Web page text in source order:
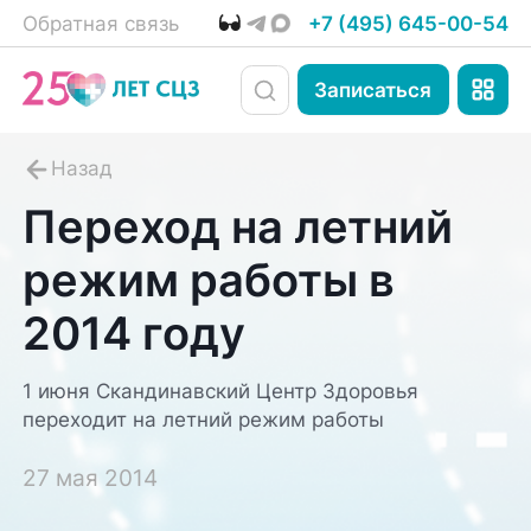
Обратная связь +7 (495) 645-00-54
Записаться
Переход на летний
режим работы в
2014 году
1 июня Скандинавский Центр Здоровья
переходит на летний режим работы
27 мая 2014